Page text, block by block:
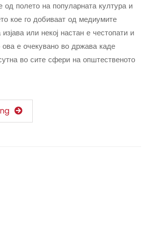
од полето на популарната култура и
кое го добиваат од медиумите
или некој настан е честопати и
ова е очекувано во држава каде
во сите сфери на општественото